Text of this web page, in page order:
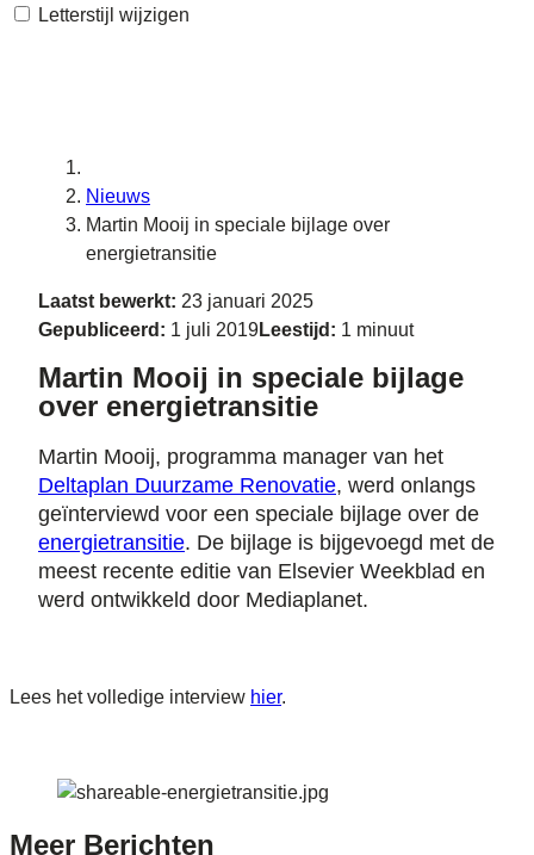
Letterstijl wijzigen
Nieuws
Martin Mooij in speciale bijlage over
energietransitie
Laatst bewerkt: 23 januari 2025
Gepubliceerd: 1 juli 2019Leestijd: 1 minuut
Martin Mooij in speciale bijlage
over energietransitie
Martin Mooij, programma manager van het
Deltaplan Duurzame Renovatie, werd onlangs
geïnterviewd voor een speciale bijlage over de
energietransitie. De bijlage is bijgevoegd met de
meest recente editie van Elsevier Weekblad en
werd ontwikkeld door Mediaplanet.
Lees het volledige interview hier.
Meer Berichten